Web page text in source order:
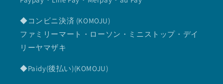
◆コンビニ決済 (KOMOJU)
ファミリーマート・ローソン・ミニストップ・デイ
リーヤマザキ
◆Paidy(後払い)(KOMOJU)